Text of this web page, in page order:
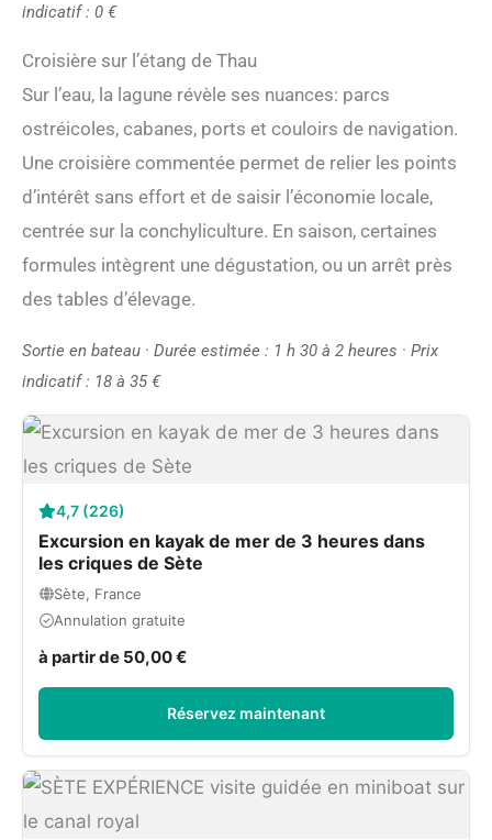
indicatif : 0 €
Croisière sur l’étang de Thau
Sur l’eau, la lagune révèle ses nuances: parcs
ostréicoles, cabanes, ports et couloirs de navigation.
Une croisière commentée permet de relier les points
d’intérêt sans effort et de saisir l’économie locale,
centrée sur la conchyliculture. En saison, certaines
formules intègrent une dégustation, ou un arrêt près
des tables d’élevage.
Sortie en bateau · Durée estimée : 1 h 30 à 2 heures · Prix
indicatif : 18 à 35 €
4,7 (226)
Excursion en kayak de mer de 3 heures dans
les criques de Sète
Sète, France
Annulation gratuite
à partir de 50,00 €
Réservez maintenant